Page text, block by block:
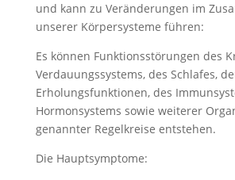
und kann zu Veränderungen im
unserer Körpersysteme führen:
Es können Funktionsstörungen des
Verdauungssystems, des Schlafes,
Erholungsfunktionen, des
Hormonsystems sowie weiterer
genannter Regelkreise entstehen.
Die Hauptsymptome: